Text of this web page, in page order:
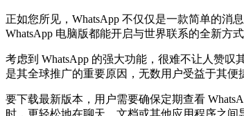
正如您所见，WhatsApp 不仅仅是一款简单的消
WhatsApp 电脑版都能开启与世界联系的全新方式
考虑到 WhatsApp 的强大功能，很难不让人赞
是其全球推广的重要原因，无数用户受益于其便
要下载最新版本，用户需要确保定期查看
时，更轻松地在聊天、文档或其他应用程序之间